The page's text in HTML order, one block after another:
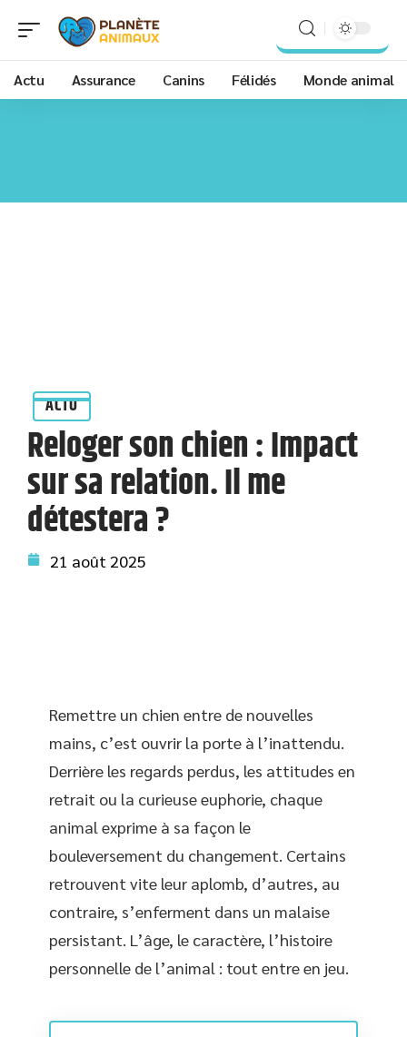
Actu Assurance Canins Félidés Monde animal
ACTU
Reloger son chien : Impact
sur sa relation. Il me
détestera ?
21 août 2025
Remettre un chien entre de nouvelles
mains, c’est ouvrir la porte à l’inattendu.
Derrière les regards perdus, les attitudes en
retrait ou la curieuse euphorie, chaque
animal exprime à sa façon le
bouleversement du changement. Certains
retrouvent vite leur aplomb, d’autres, au
contraire, s’enferment dans un malaise
persistant. L’âge, le caractère, l’histoire
personnelle de l’animal : tout entre en jeu.